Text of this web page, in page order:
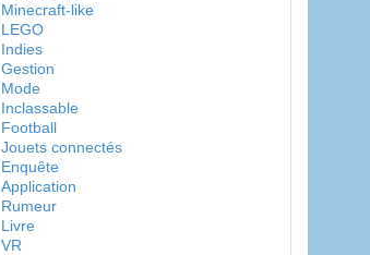
Minecraft-like
LEGO
Indies
Gestion
Mode
Inclassable
Football
Jouets connectés
Enquête
Application
Rumeur
Livre
VR